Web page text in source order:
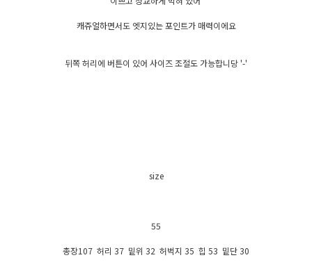
캐쥬얼하면서도 엣지있는 포인트가 매력이에요
뒤쪽 허리에 버튼이 있어 사이즈 조절도 가능합니당 '-'
size
55
총장107 허리 37 밑위 32 허벅지 35 힙 53 밑단 30